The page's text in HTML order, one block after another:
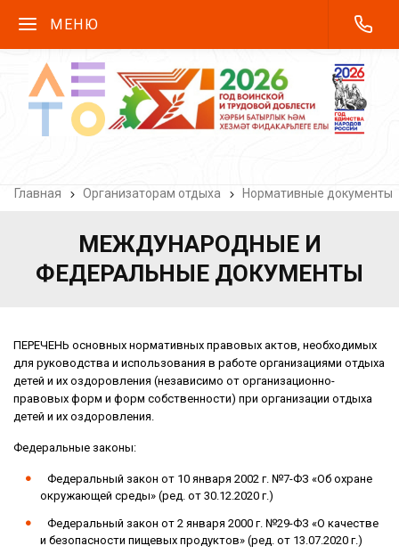
МЕНЮ
Главная Организаторам отдыха Нормативные документы
МЕЖДУНАРОДНЫЕ И
ФЕДЕРАЛЬНЫЕ ДОКУМЕНТЫ
ПЕРЕЧЕНЬ основных нормативных правовых актов, необходимых
для руководства и использования в работе организациями отдыха
детей и их оздоровления (независимо от организационно-
правовых форм и форм собственности) при организации отдыха
детей и их оздоровления.
Федеральные законы:
Федеральный закон от 10 января 2002 г. №7-ФЗ «Об охране
окружающей среды» (ред. от 30.12.2020 г.)
Федеральный закон от 2 января 2000 г. №29-ФЗ «О качестве
и безопасности пищевых продуктов» (ред. от 13.07.2020 г.)